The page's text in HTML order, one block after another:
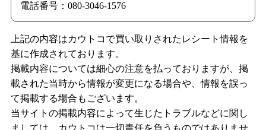
電話番号：080-3046-1576
上記の内容はカウトコで買い取りされたレシート情報を
基に作成されております。
掲載内容については細心の注意を払っておりますが、掲
載された当時から情報が変更になる場合や、情報を誤っ
て掲載する場合もございます。
当サイトの掲載内容によって生じたトラブルなどに関し